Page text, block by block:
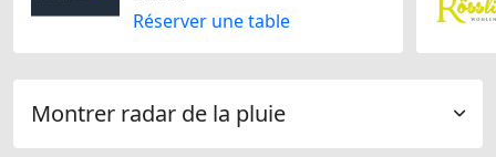
Réserver une table
Montrer radar de la pluie